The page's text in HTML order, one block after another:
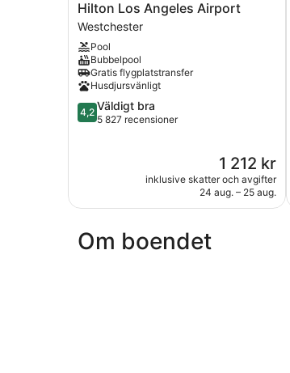
Hilton
Los
Angeles
Airport
Westchester
Hilton Los Angeles Airport
Westchester
Pool
Bubbelpool
Gratis flygplatstransfer
Husdjursvänligt
4.2
av
5 827 recensioner
4,2 Väldigt bra
5 827 recensioner
Priset
är
1 212 kr
1 212 kr
inklusive skatter och avgifter
24 aug. – 25 aug.
Om boendet